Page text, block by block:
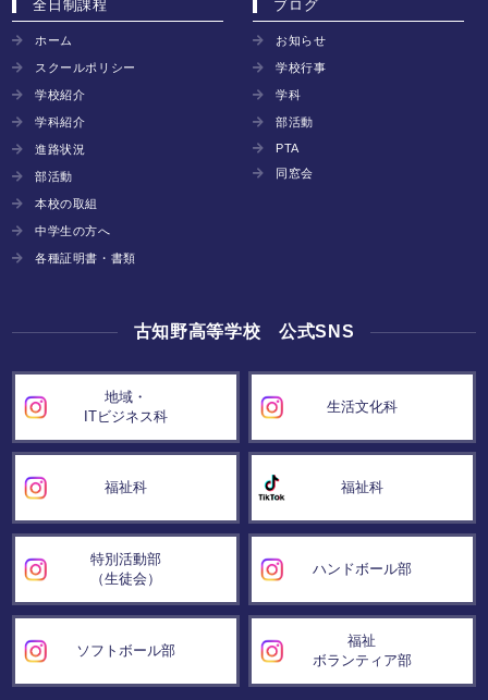
全日制課程
ホーム
スクールポリシー
学校紹介
学科紹介
進路状況
部活動
本校の取組
中学生の方へ
各種証明書・書類
ブログ
お知らせ
学校行事
学科
部活動
PTA
同窓会
古知野高等学校 公式SNS
地域・
ITビジネス科
生活文化科
福祉科 福祉科
特別活動部
（生徒会）
ハンドボール部
ソフトボール部
福祉
ボランティア部